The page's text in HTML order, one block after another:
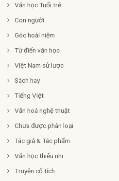
Văn học Tuổi trẻ
Con người
Góc hoài niệm
Từ điển văn học
Việt Nam sử lược
Sách hay
Tiếng Việt
Văn hoá nghệ thuật
Chưa được phân loại
Tác giả & Tác phẩm
Văn học thiếu nhi
Truyện cổ tích